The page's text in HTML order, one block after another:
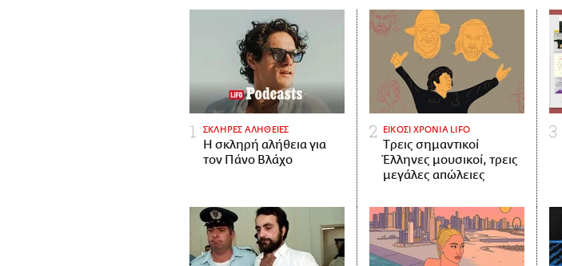
ΣΚΛΗΡΕΣ ΑΛΗΘΕΙΕΣ
H σκληρή αλήθεια για
τον Πάνο Βλάχο
ΕΙΚΟΣΙ ΧΡΟΝΙΑ LIFO
Tρεις σημαντικοί
Έλληνες μουσικοί, τρεις
μεγάλες απώλειες